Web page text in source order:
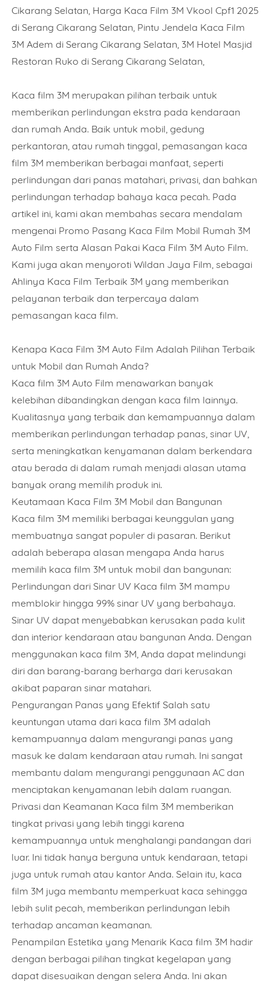
Cikarang Selatan, Harga Kaca Film 3M Vkool Cpf1 2025
di Serang Cikarang Selatan, Pintu Jendela Kaca Film
3M Adem di Serang Cikarang Selatan, 3M Hotel Masjid
Restoran Ruko di Serang Cikarang Selatan,
Kaca film 3M merupakan pilihan terbaik untuk
memberikan perlindungan ekstra pada kendaraan
dan rumah Anda. Baik untuk mobil, gedung
perkantoran, atau rumah tinggal, pemasangan kaca
film 3M memberikan berbagai manfaat, seperti
perlindungan dari panas matahari, privasi, dan bahkan
perlindungan terhadap bahaya kaca pecah. Pada
artikel ini, kami akan membahas secara mendalam
mengenai Promo Pasang Kaca Film Mobil Rumah 3M
Auto Film serta Alasan Pakai Kaca Film 3M Auto Film.
Kami juga akan menyoroti Wildan Jaya Film, sebagai
Ahlinya Kaca Film Terbaik 3M yang memberikan
pelayanan terbaik dan terpercaya dalam
pemasangan kaca film.
Kenapa Kaca Film 3M Auto Film Adalah Pilihan Terbaik
untuk Mobil dan Rumah Anda?
Kaca film 3M Auto Film menawarkan banyak
kelebihan dibandingkan dengan kaca film lainnya.
Kualitasnya yang terbaik dan kemampuannya dalam
memberikan perlindungan terhadap panas, sinar UV,
serta meningkatkan kenyamanan dalam berkendara
atau berada di dalam rumah menjadi alasan utama
banyak orang memilih produk ini.
Keutamaan Kaca Film 3M Mobil dan Bangunan
Kaca film 3M memiliki berbagai keunggulan yang
membuatnya sangat populer di pasaran. Berikut
adalah beberapa alasan mengapa Anda harus
memilih kaca film 3M untuk mobil dan bangunan:
Perlindungan dari Sinar UV Kaca film 3M mampu
memblokir hingga 99% sinar UV yang berbahaya.
Sinar UV dapat menyebabkan kerusakan pada kulit
dan interior kendaraan atau bangunan Anda. Dengan
menggunakan kaca film 3M, Anda dapat melindungi
diri dan barang-barang berharga dari kerusakan
akibat paparan sinar matahari.
Pengurangan Panas yang Efektif Salah satu
keuntungan utama dari kaca film 3M adalah
kemampuannya dalam mengurangi panas yang
masuk ke dalam kendaraan atau rumah. Ini sangat
membantu dalam mengurangi penggunaan AC dan
menciptakan kenyamanan lebih dalam ruangan.
Privasi dan Keamanan Kaca film 3M memberikan
tingkat privasi yang lebih tinggi karena
kemampuannya untuk menghalangi pandangan dari
luar. Ini tidak hanya berguna untuk kendaraan, tetapi
juga untuk rumah atau kantor Anda. Selain itu, kaca
film 3M juga membantu memperkuat kaca sehingga
lebih sulit pecah, memberikan perlindungan lebih
terhadap ancaman keamanan.
Penampilan Estetika yang Menarik Kaca film 3M hadir
dengan berbagai pilihan tingkat kegelapan yang
dapat disesuaikan dengan selera Anda. Ini akan